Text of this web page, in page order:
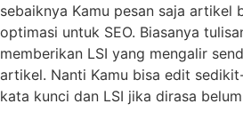
sebaiknya Kamu pesan saja artikel
optimasi untuk SEO. Biasanya
memberikan LSI yang mengalir
artikel. Nanti Kamu bisa edit
kata kunci dan LSI jika dirasa